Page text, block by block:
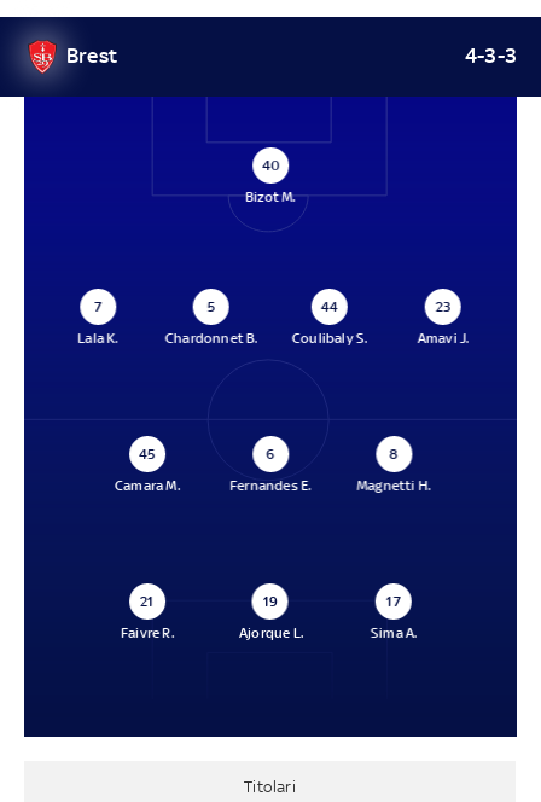
Brest 4-3-3
40
Bizot M.
7
Lala K.
5
Chardonnet B.
44
Coulibaly S.
23
Amavi J.
45
Camara M.
6
Fernandes E.
8
Magnetti H.
21
Faivre R.
19
Ajorque L.
17
Sima A.
Titolari